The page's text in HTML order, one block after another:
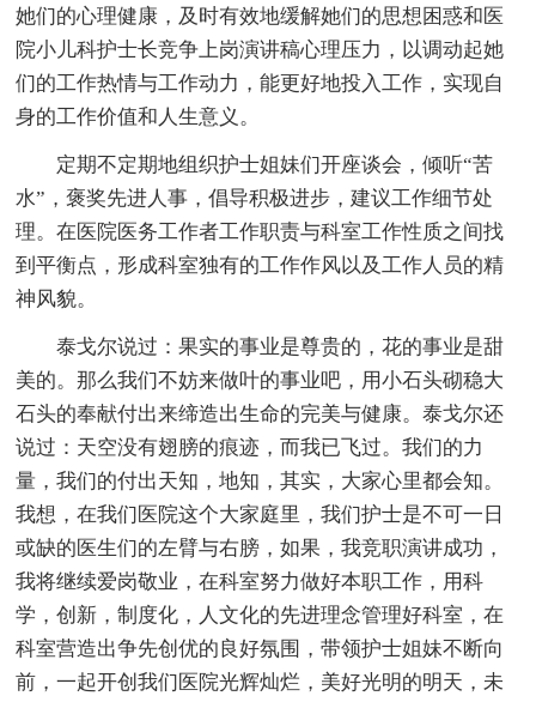
她们的心理健康，及时有效地缓解她们的思想困惑和医
院小儿科护士长竞争上岗演讲稿心理压力，以调动起她
们的工作热情与工作动力，能更好地投入工作，实现自
身的工作价值和人生意义。
定期不定期地组织护士姐妹们开座谈会，倾听“苦
水”，褒奖先进人事，倡导积极进步，建议工作细节处
理。在医院医务工作者工作职责与科室工作性质之间找
到平衡点，形成科室独有的工作作风以及工作人员的精
神风貌。
泰戈尔说过：果实的事业是尊贵的，花的事业是甜
美的。那么我们不妨来做叶的事业吧，用小石头砌稳大
石头的奉献付出来缔造出生命的完美与健康。泰戈尔还
说过：天空没有翅膀的痕迹，而我已飞过。我们的力
量，我们的付出天知，地知，其实，大家心里都会知。
我想，在我们医院这个大家庭里，我们护士是不可一日
或缺的医生们的左臂与右膀，如果，我竞职演讲成功，
我将继续爱岗敬业，在科室努力做好本职工作，用科
学，创新，制度化，人文化的先进理念管理好科室，在
科室营造出争先创优的良好氛围，带领护士姐妹不断向
前，一起开创我们医院光辉灿烂，美好光明的明天，未